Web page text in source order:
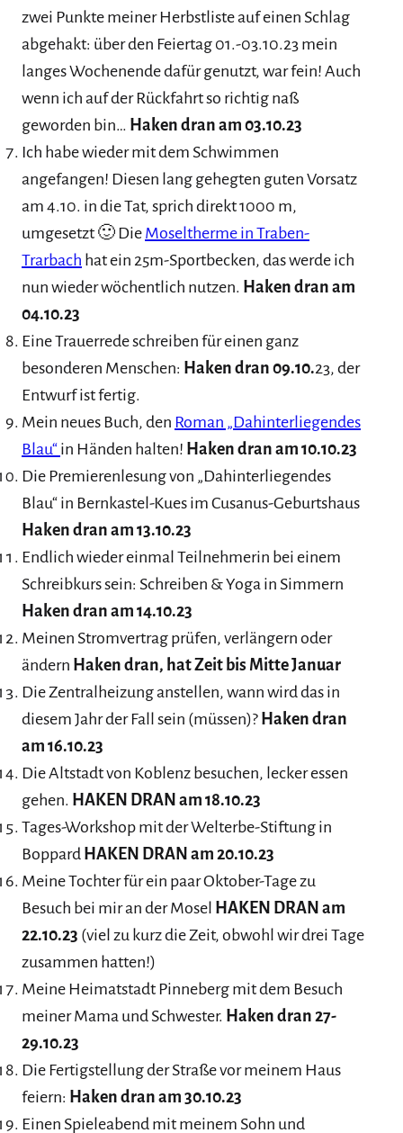
zwei Punkte meiner Herbstliste auf einen Schlag
abgehakt: über den Feiertag 01.-03.10.23 mein
langes Wochenende dafür genutzt, war fein! Auch
wenn ich auf der Rückfahrt so richtig naß
geworden bin… Haken dran am 03.10.23
Ich habe wieder mit dem Schwimmen
angefangen! Diesen lang gehegten guten Vorsatz
am 4.10. in die Tat, sprich direkt 1000 m,
umgesetzt 🙂 Die Moseltherme in Traben-
Trarbach hat ein 25m-Sportbecken, das werde ich
nun wieder wöchentlich nutzen. Haken dran am
04.10.23
Eine Trauerrede schreiben für einen ganz
besonderen Menschen: Haken dran 09.10.23, der
Entwurf ist fertig.
Mein neues Buch, den Roman „Dahinterliegendes
Blau“ in Händen halten! Haken dran am 10.10.23
Die Premierenlesung von „Dahinterliegendes
Blau“ in Bernkastel-Kues im Cusanus-Geburtshaus
Haken dran am 13.10.23
Endlich wieder einmal Teilnehmerin bei einem
Schreibkurs sein: Schreiben & Yoga in Simmern
Haken dran am 14.10.23
Meinen Stromvertrag prüfen, verlängern oder
ändern Haken dran, hat Zeit bis Mitte Januar
Die Zentralheizung anstellen, wann wird das in
diesem Jahr der Fall sein (müssen)? Haken dran
am 16.10.23
Die Altstadt von Koblenz besuchen, lecker essen
gehen. HAKEN DRAN am 18.10.23
Tages-Workshop mit der Welterbe-Stiftung in
Boppard HAKEN DRAN am 20.10.23
Meine Tochter für ein paar Oktober-Tage zu
Besuch bei mir an der Mosel HAKEN DRAN am
22.10.23 (viel zu kurz die Zeit, obwohl wir drei Tage
zusammen hatten!)
Meine Heimatstadt Pinneberg mit dem Besuch
meiner Mama und Schwester. Haken dran 27-
29.10.23
Die Fertigstellung der Straße vor meinem Haus
feiern: Haken dran am 30.10.23
Einen Spieleabend mit meinem Sohn und